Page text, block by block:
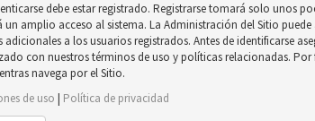
debe estar registrado. Registrarse tomará solo unos
un amplio acceso al sistema. La Administración del Sitio
adicionales a los usuarios registrados. Antes de identificarse
con nuestros términos de uso y políticas relacionadas. Por
navega por el Sitio.
de uso | Política de privacidad